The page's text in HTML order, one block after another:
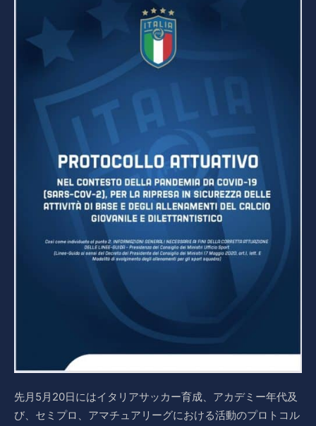
先月5月20日にはイタリアサッカー育成、アカデミー年代及
び、セミプロ、アマチュアリーグにおける活動のプロトコル